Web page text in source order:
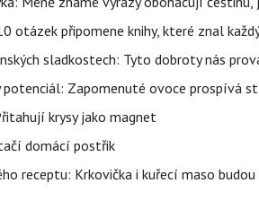
otázek připomene knihy, které znal
sladkostech: Tyto dobroty nás
potenciál: Zapomenuté ovoce prospívá
krysy jako magnet
domácí postřik
receptu: Krkovička i kuřecí maso